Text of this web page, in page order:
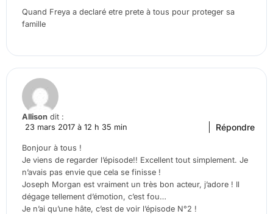
Quand Freya a declaré etre prete à tous pour proteger sa
famille
Allison dit :
23 mars 2017 à 12 h 35 min
Bonjour à tous !
Je viens de regarder l’épisode!! Excellent tout simplement. Je
n’avais pas envie que cela se finisse !
Joseph Morgan est vraiment un très bon acteur, j’adore ! Il
dégage tellement d’émotion, c’est fou…
Je n’ai qu’une hâte, c’est de voir l’épisode N°2 !
Répondre